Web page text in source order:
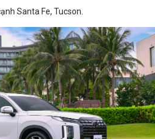
Santa Fe, Tucson.